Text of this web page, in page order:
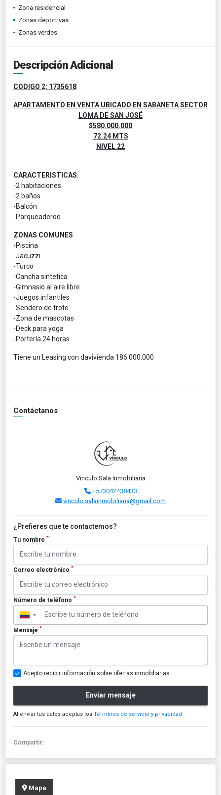
Zona residencial
Zonas deportivas
Zonas verdes
Descripción Adicional
CODIGO 2: 1735618
APARTAMENTO EN VENTA UBICADO EN SABANETA SECTOR
LOMA DE SAN JOSÉ
$580.000.000
72.24 MTS
NIVEL 22
CARACTERISTICAS:
-2 habitaciones
-2 baños
-Balcón
-Parqueaderoo
ZONAS COMUNES
-Piscina
-Jacuzzi
-Turco
-Cancha sintetica
-Gimnasio al aire libre
-Juegos infantiles
-Sendero de trote
-Zona de mascotas
-Deck para yoga
-Portería 24 horas
Tiene un Leasing con davivienda 186.000.000
Contáctanos
Vinculo Sala Inmobiliaria
+573042438433
vinculo.salainmobiliaria@gmail.com
¿Prefieres que te contactemos?
Tu nombre *
Correo electrónico *
Número de teléfono *
▼
Mensaje *
Acepto recibir información sobre ofertas inmobiliarias
Enviar mensaje
Al enviar tus datos aceptas los Términos de servicio y privacidad
Compartir:
Mapa